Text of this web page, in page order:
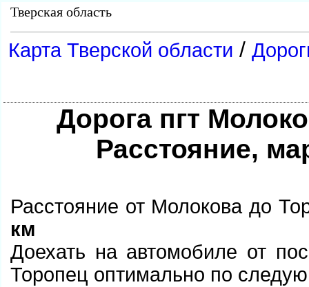
Тверская область
Карта Тверской области /
Дорога пгт
Расстояние,
Расстояние от Молокова до
км
Доехать на автомобиле от
Торопец оптимально по